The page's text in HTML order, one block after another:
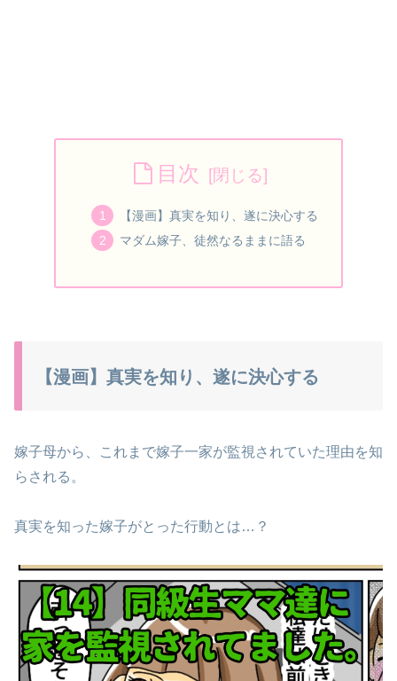
目次
【漫画】真実を知り、遂に決心する
マダム嫁子、徒然なるままに語る
【漫画】真実を知り、遂に決心する
嫁子母から、これまで嫁子一家が監視されていた理由を知
らされる。
真実を知った嫁子がとった行動とは…？